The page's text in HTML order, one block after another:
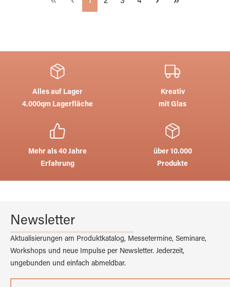
Alles auf Lager
4.000qm Lagerfläche
Kreativ
mit Glas
Mehr als 40 Jahre
Erfahrung
über 10.000
Produkte
Newsletter
Aktualisierungen am Produktkatalog, Messetermine, Seminare,
Workshops und neue Impulse per Newsletter. Jederzeit,
ungebunden und einfach abmeldbar.